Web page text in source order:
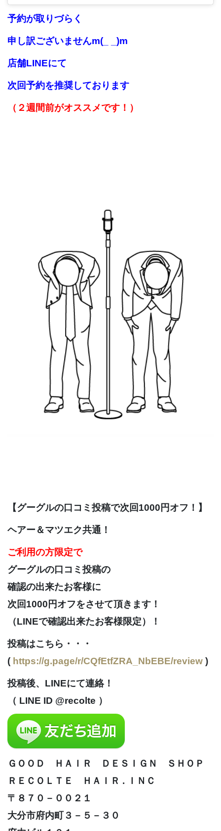
予約が取りづらく
申し訳ございませんm(_ _)m
店舗LINEにて
次回予約を推奨しております
（２週間前がオススメです！）
【グーグルの口コミ投稿で次回1000円オフ！】
ヘアー＆マツエク共通！
ご利用の方限定で
グーグルの口コミ投稿の
確認の出来たお客様に
次回1000円オフをさせて頂きます！
（LINEで確認出来たお客様限定）！
投稿はこちら・・・
( https://g.page/r/CQfEtfZRA_NbEBE/review )
投稿後、LINEにて連絡！
（ LINE ID @recolte ）
ＧＯＯＤ ＨＡＩＲ ＤＥＳＩＧＮ ＳＨＯＰ
ＲＥＣＯＬＴＥ ＨＡＩＲ . ＩＮＣ
〒８７０－００２１
大分市府内町３－５－３０